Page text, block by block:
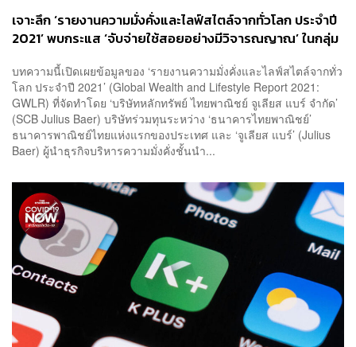
เจาะลึก ‘รายงานความมั่งคั่งและไลฟ์สไตล์จากทั่วโลก ประจำปี
2021’ พบกระแส ‘จับจ่ายใช้สอยอย่างมีวิจารณญาณ’ ในกลุ่ม
บทความนี้เปิดเผยข้อมูลของ ‘รายงานความมั่งคั่งและไลฟ์สไตล์จากทั่ว
โลก ประจำปี 2021’ (Global Wealth and Lifestyle Report 2021:
GWLR) ที่จัดทำโดย ‘บริษัทหลักทรัพย์ ไทยพาณิชย์ จูเลียส แบร์ จำกัด’
(SCB Julius Baer) บริษัทร่วมทุนระหว่าง ‘ธนาคารไทยพาณิชย์’
ธนาคารพาณิชย์ไทยแห่งแรกของประเทศ และ ‘จูเลียส แบร์’ (Julius
Baer) ผู้นำธุรกิจบริหารความมั่งคั่งชั้นนำ...